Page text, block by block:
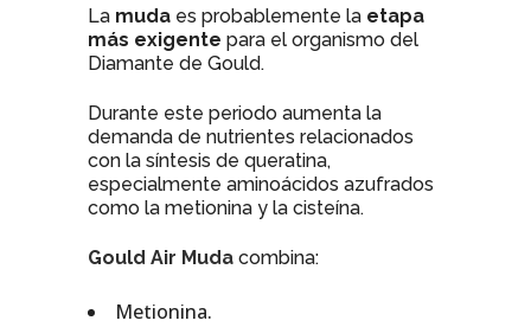
La muda es probablemente la etapa
más exigente para el organismo del
Diamante de Gould.
Durante este periodo aumenta la
demanda de nutrientes relacionados
con la síntesis de queratina,
especialmente aminoácidos azufrados
como la metionina y la cisteína.
Gould Air Muda combina:
Metionina.